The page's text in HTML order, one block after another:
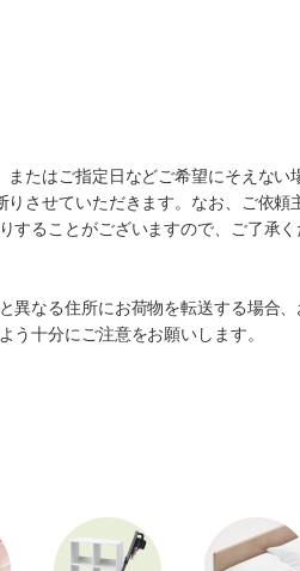
たはご指定日などご希望にそえない
させていただきます。なお、ご依頼
ることがございますので、ご了承く
異なる住所にお荷物を転送する場合
十分にご注意をお願いします。